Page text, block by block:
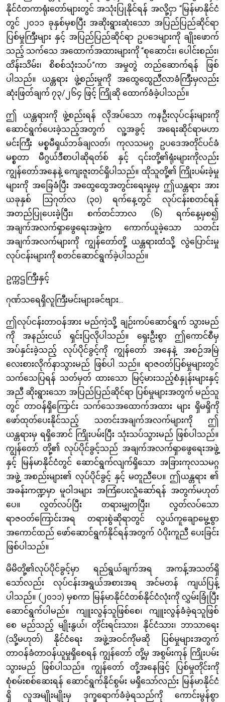
နိုင်ငံတကာရုံးတော်များတွင် အသုံးပြုနိုင်ရန် အလို့ငှာ “မြန်မာနိုင်ငံ
တွင် ၂၀၁၁ ခုနှစ်မှစပြီး အဆိုးရွားဆုံးသော အပြည်ပြည်ဆိုင်ရာ
ပြစ်မှုကြီးများ နှင့် အပြည်ပြည်ဆိုင်ရာ ဥပဒေများကို ချိုးဖောက်
သည့် သက်သေ အထောက်အထားများကို “စုဆောင်း၊ ပေါင်းစည်း၊
ထိန်းသိမ်း၊ စိစစ်သုံးသပ်”ကာ အမှုတွဲ တည်ဆောက်ရန် ဖြစ်
ပါသည်။ ယန္တရား ဖွဲ့စည်းမှုကို အထွေထွေညီလာခံကြီးမှလည်း
ဆုံးဖြတ်ချက် ၇၃/၂၆၄ ဖြင့် ကြိုဆို ထောက်ခံခဲ့ပါသည်။
ဤ ယန္တရားကို ဖွဲ့စည်းရန် လိုအပ်သော ကနဦးလုပ်ငန်းများကို
ဆောင်ရွက်ပေးခဲ့သည့်အတွက် လူ့အခွင့် အရေးဆိုင်ရာမဟာ
မင်းကြီး မစ္စမီရှယ်ဘခ်ချလတ်၊ ကုလသမဂ္ဂ ဥပဒေအတိုင်ပင်ခံ
မစ္စတာ မီဂွယ်ဒီစာပါဆိုရတ်စ် နှင့် ၎င်းတို့၏ရုံးများကိုလည်း
ကျွန်တော်အနေနဲ့ ကျေးဇူးတင်ရှိပါသည်။ ထိုသူတို့၏ ကြိုးပမ်းခဲ့မှု
များကို အခြေခံပြီး အထွေထွေအတွင်းရေးမှုးမှ ဤယန္တရား အား
ယခုနှစ် ဩဂုတ်လ (၃၀) ရက်နေ့တွင် လုပ်ငန်းစတင်ရန်
အတည်ပြုပေးခဲ့ပြီး၊ စက်တင်ဘာလ (၆) ရက်နေ့မှစ၍
အချက်အလက်ရှာဖွေရေးအဖွဲ့က ကောက်ယူခဲ့သော သတင်း
အချက်အလက်များကို ကျွန်တော်တို့ ယန္တရားထံသို့ လွဲပြောင်းမှု
လုပ်ငန်းများကို စတင်ဆောင်ရွက်ခဲ့ပါသည်။
ဥက္ကဌကြီးနှင့်
ဂုဏ်သရေရှိလူကြီးမင်းများခင်ဗျား...
ဤလုပ်ငန်းတာဝန်အား မည်ကဲ့သို့ ချဉ်းကပ်ဆောင်ရွက် သွားမည်
ကို အနည်းငယ် ရှင်းပြလိုပါသည်။ ရှေးဦးစွာ ဤကောင်စီမှ
အပ်နှင်းခဲ့သည့် လုပ်ပိုင်ခွင့်ကို ကျွန်တော် အနေနဲ့ အစဉ်အမြဲ
လေးစားလိုက်နာသွားမည် ဖြစ်ပါ သည်။ ရာဇဝတ်ပြစ်မှုများတွင်
သက်သေပြရန် သတ်မှတ် ထားသော မြင့်မားသည့်စံနှုန်းများနှင့်
အညီ ဆိုးရွားသော အပြည်ပြည်ဆိုင်ရာ ပြစ်မှုများအတွက် မည်သူ
တွင် တာဝန်ရှိကြောင်း သက်သေအထောက်အထား များ ရှိမရှိကို
ဖော်ထုတ်ပေးနိုင်သည့် သတင်းအချက်အလက်များကို ဤ
ယန္တရားမှ ရရှိအောင် ကြိုးပမ်းပြီး သုံးသပ်သွားမည် ဖြစ်ပါသည်။
ကျွန်တော် တို့၏ လုပ်ပိုင်ခွင့်သည် အချက်အလက်ရှာဖွေရေးအဖွဲ့
နှင့် မြန်မာနိုင်ငံတွင် ဆောင်ရွက်လျက်ရှိသော အခြားကုလသမဂ္ဂ
အဖွဲ့ အစည်းများ၏ လုပ်ပိုင်ခွင့် နှင့် မတူညီပေ။ ဤယန္တရား ၏
အခန်းကဏ္ဍမှာ မူဝါဒများ အကြံပေးလှုံဆော်ရန် အတွက်မဟုတ်
ပေ။ လွတ်လပ်ပြီး တရားမျှတပြီး၊ လွတ်လပ်သော
ရာဇဝတ်ကြောင်းအရ တရားစွဲဆိုရာတွင် လွယ်ကူချောမွေ့စွာ
အကောင်ထည် ဖော်ဆောင်ရွက်နိုင်ရန်အတွက် ပံပိုးကူညီ ပေးခြင်း
ဖြစ်ပါသည်။
မိမိတို့၏လုပ်ပိုင်ခွင့်မှာ ရည်ရွယ်ချက်အရ အကန့်အသတ်ရှိ
သော်လည်း လုပ်ငန်းအရွယ်အစားအရ အင်မတန် ကျယ်ပြန့်
ပါသည်။ (၂၀၁၁) မှစကာ မြန်မာနိုင်ငံတစ်နိုင်ငံလုံးကို လွှမ်းခြုံပြီး
ဆောင်ရွက်ပါမည်။ ကျူးလွန်သူဖြစ်စေ၊ ကျူးလွန်ခံခဲ့ရသူဖြစ်
စေ မည်သည့် မျိုးနွယ်၊ တိုင်းရင်းသား၊ နိုင်ငံသား၊ ဘာသာရေး
(သို့မဟုတ်) နိုင်ငံရေး အဖွဲ့အဝင်ကိုမဆို ပြစ်မှုများအတွက်
တာဝန်ခံတာဝန်ယူမှုရှိစေရန် ကျွန်တော် တို့မှ အစွမ်းကုန် ကြိုးပမ်း
သွားမည် ဖြစ်ပါသည်။ ကျွန်တော် တို့အနေဖြင့် ပြစ်မှုတိုင်းကို
စုံစမ်းစစ်ဆေးရန် ဆောင်ရွက်နိုင်စွမ်း မရှိသော်လည်း မြန်မာနိုင်ငံ
ရှိ လူအမျိုးမျိုးမှ ဒုက္ခရောက်ခံခဲ့ရသည်ကို ကောင်းမွန်စွာ